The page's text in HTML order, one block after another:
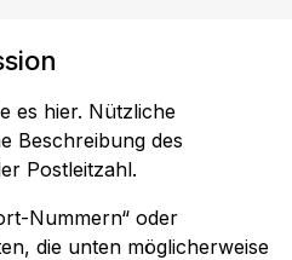
es hier. Nützliche
Beschreibung des
Postleitzahl.
Nummern“ oder
die unten möglicherweise